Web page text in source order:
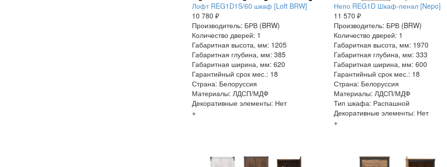
Лофт REG1D1S/60 шкаф [Loft BRW]
10 780 ₽
Производитель: БРВ (BRW)
Количество дверей: 1
Габаритная высота, мм: 1205
Габаритная глубина, мм: 385
Габаритная ширина, мм: 620
Гарантийный срок мес.: 18
Страна: Белоруссия
Материалы: ЛДСП/МДФ
Декоративные элементы: Нет
+
Непо REG1D Шкаф-пенал [Nepo]
11 570 ₽
Производитель: БРВ (BRW)
Количество дверей: 1
Габаритная высота, мм: 1970
Габаритная глубина, мм: 333
Габаритная ширина, мм: 600
Гарантийный срок мес.: 18
Страна: Белоруссия
Материалы: ЛДСП/МДФ
Тип шкафа: Распашной
Декоративные элементы: Нет
+